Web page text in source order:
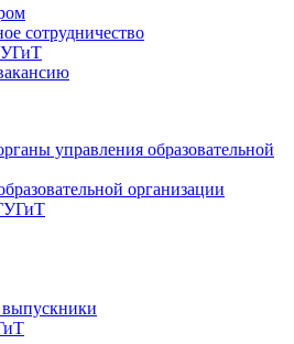
сотрудничество
управления образовательной
организации